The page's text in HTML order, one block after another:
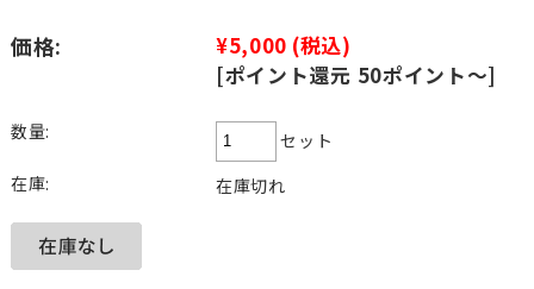
価格: ¥5,000 (税込)
[ポイント還元 50ポイント～]
数量:
セット
在庫:
在庫切れ